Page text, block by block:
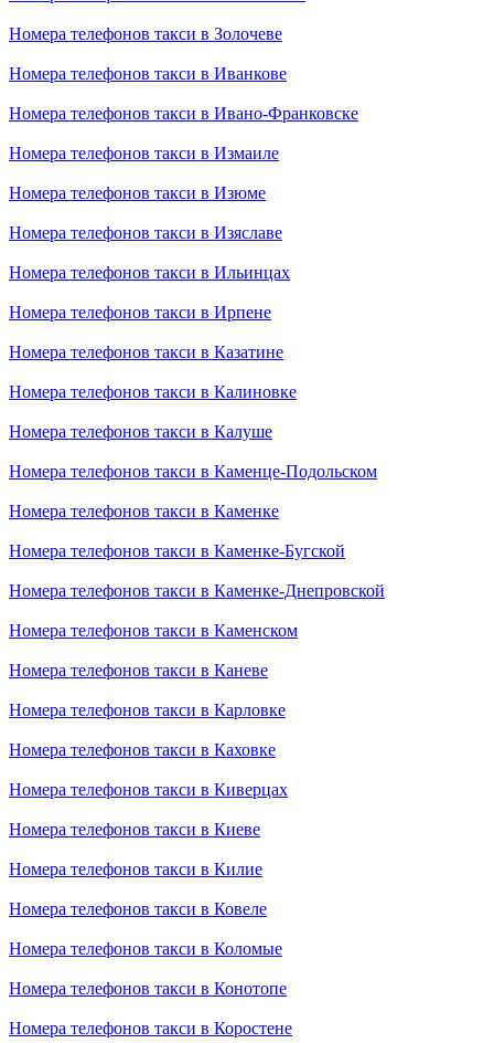
Номера телефонов такси в Золочеве
Номера телефонов такси в Иванкове
Номера телефонов такси в Ивано-Франковске
Номера телефонов такси в Измаиле
Номера телефонов такси в Изюме
Номера телефонов такси в Изяславе
Номера телефонов такси в Ильинцах
Номера телефонов такси в Ирпене
Номера телефонов такси в Казатине
Номера телефонов такси в Калиновке
Номера телефонов такси в Калуше
Номера телефонов такси в Каменце-Подольском
Номера телефонов такси в Каменке
Номера телефонов такси в Каменке-Бугской
Номера телефонов такси в Каменке-Днепровской
Номера телефонов такси в Каменском
Номера телефонов такси в Каневе
Номера телефонов такси в Карловке
Номера телефонов такси в Каховке
Номера телефонов такси в Киверцах
Номера телефонов такси в Киеве
Номера телефонов такси в Килие
Номера телефонов такси в Ковеле
Номера телефонов такси в Коломые
Номера телефонов такси в Конотопе
Номера телефонов такси в Коростене